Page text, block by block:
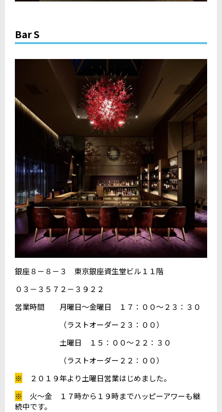
Bar S
銀座８－８－３ 東京銀座資生堂ビル１１階
０３－３５７２－３９２２
営業時間 月曜日～金曜日 １７：００～２３：３０
（ラストオーダー２３：００）
土曜日 １５：００～２２：３０
（ラストオーダー２２：００）
※ ２０１９年より土曜日営業はじめました。
※ 火～金 １７時から１９時までハッピーアワーも継
続中です。